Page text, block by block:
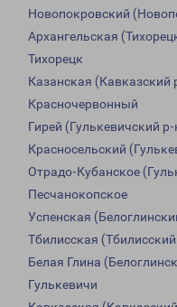
Новопокровский
Архангельская
Тихорецк
Казанская (Кавказский
Красночервонный
Гирей (Гулькевичский р-
Красносельский
Отрадо-Кубанское
Песчанокопское
Успенская
Тбилисская
Белая Глина
Гулькевичи